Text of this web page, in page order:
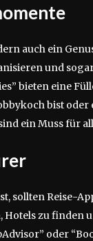
auch ein
und
bieten eine
bist
ein Muss für
sollten Reise-
Hotels zu finden
oder